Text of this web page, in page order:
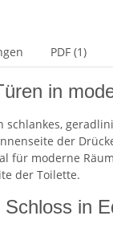
PDF (1)
in
der
für moderne
der Toilette.
in